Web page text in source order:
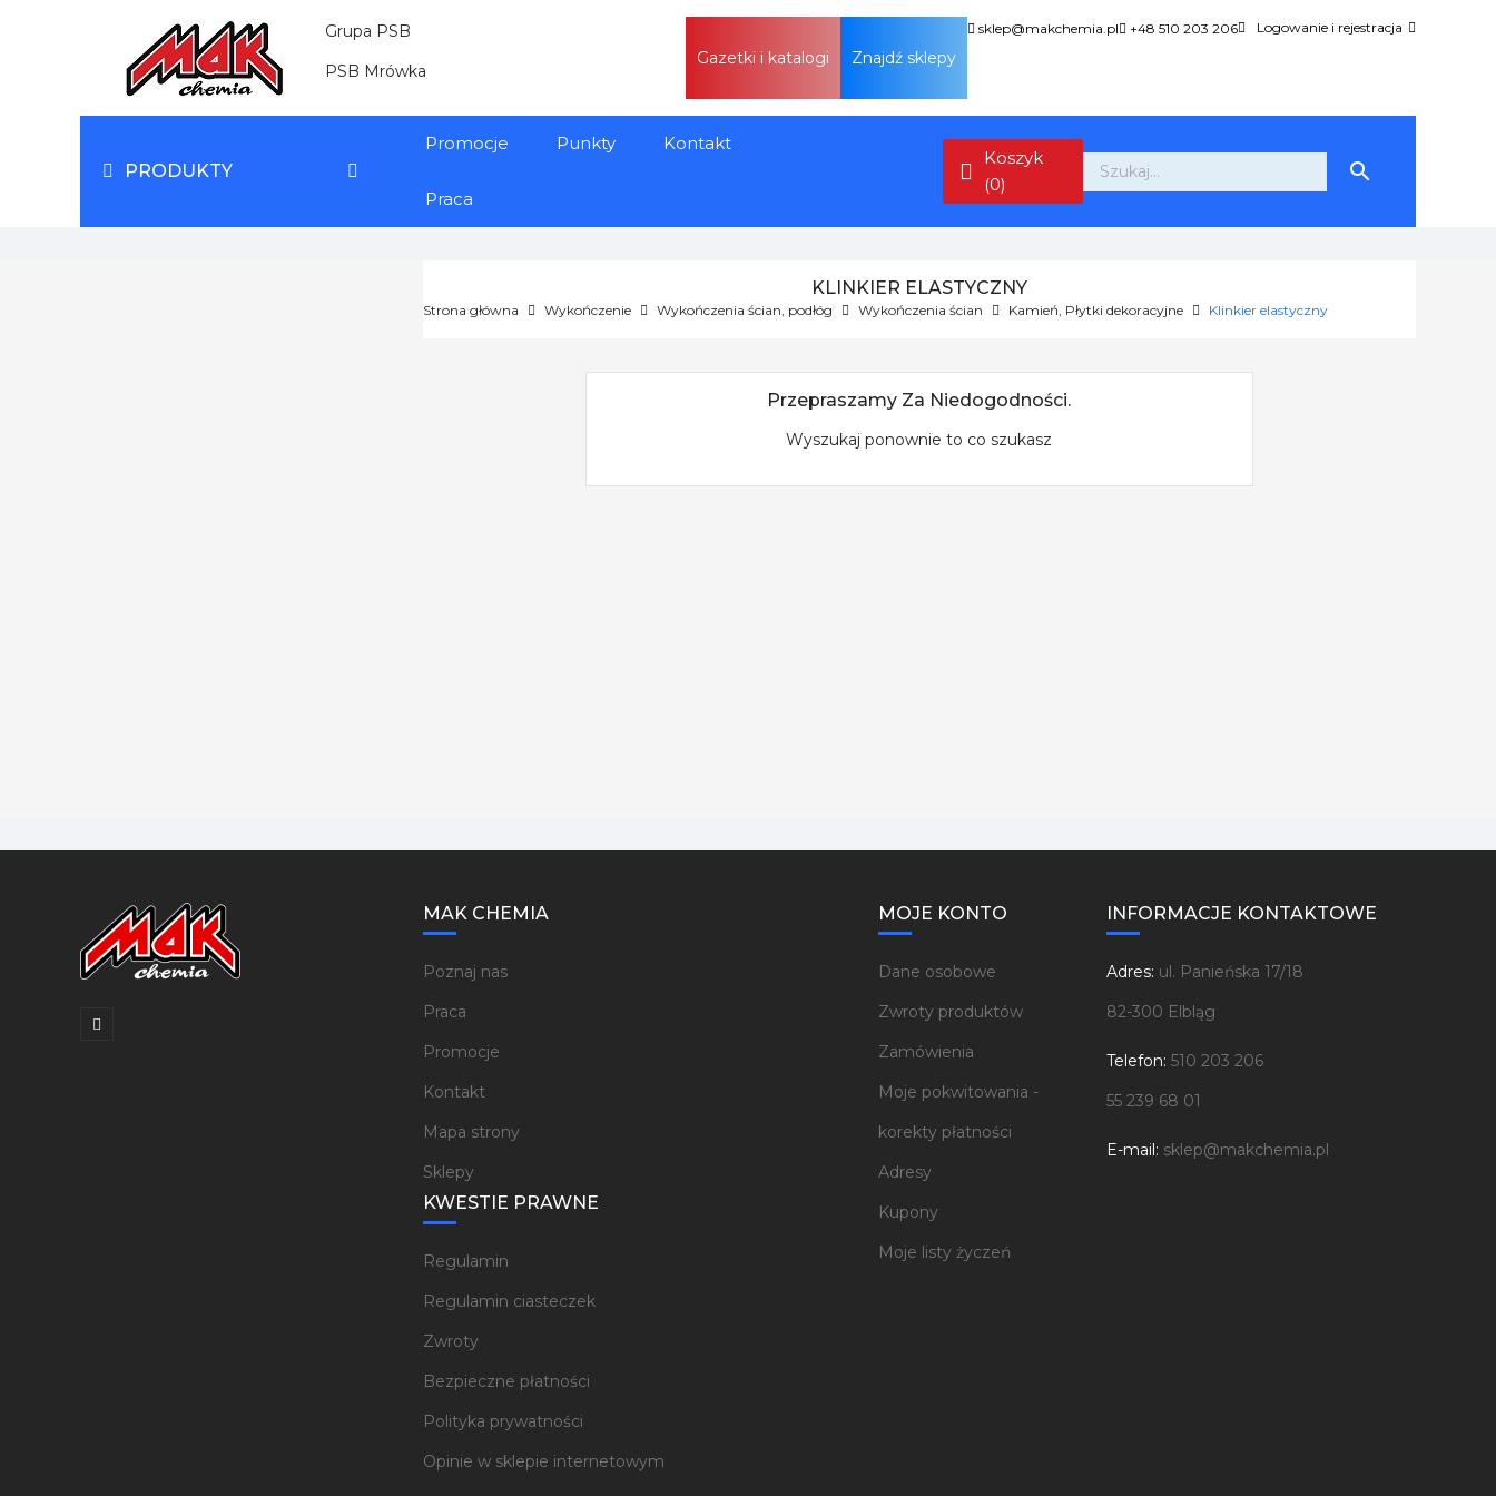
Grupa PSB
PSB Mrówka
Gazetki i katalogi Znajdź sklepy
sklep@makchemia.pl +48 510 203 206 Logowanie i rejestracja
PRODUKTY
Promocje Punkty Kontakt
Praca
Koszyk
(0)

KLINKIER ELASTYCZNY
Strona główna Wykończenie Wykończenia ścian, podłóg Wykończenia ścian Kamień, Płytki dekoracyjne Klinkier elastyczny
Przepraszamy Za Niedogodności.
Wyszukaj ponownie to co szukasz
MAK CHEMIA
Poznaj nas
Praca
Promocje
Kontakt
Mapa strony
Sklepy
KWESTIE PRAWNE
Regulamin
Regulamin ciasteczek
Zwroty
Bezpieczne płatności
Polityka prywatności
Opinie w sklepie internetowym
MOJE KONTO
Dane osobowe
Zwroty produktów
Zamówienia
Moje pokwitowania -
korekty płatności
Adresy
Kupony
Moje listy życzeń
INFORMACJE KONTAKTOWE
Adres: ul. Panieńska 17/18
82-300 Elbląg
Telefon: 510 203 206
55 239 68 01
E-mail: sklep@makchemia.pl